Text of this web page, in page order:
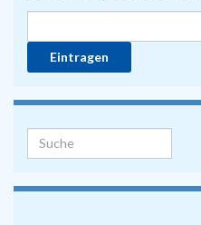
Search for: